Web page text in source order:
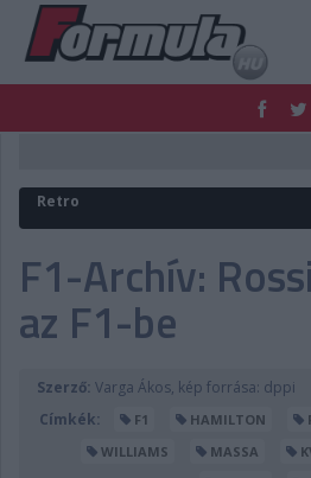
FORMULA
PODCAST
SHOP
DIGITÁLIS MAGAZIN
Retro
F1-Archív:
az F1-be
Szerző: Varga Ákos, kép forrása: dppi
Címkék:
F1 HAMILTON
WILLIAMS
MASSA